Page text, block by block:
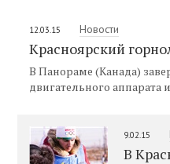
12.03.15 Новости
Красноярский
В Панораме (Канада)
двигательного
9.02.15
В